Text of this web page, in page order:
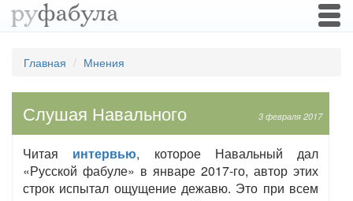
Главная Мнения
3 февраля 2017
Слушая Навального
Читая интервью, которое Навальный дал
«Русской фабуле» в январе 2017-го, автор этих
строк испытал ощущение дежавю. Это при всем